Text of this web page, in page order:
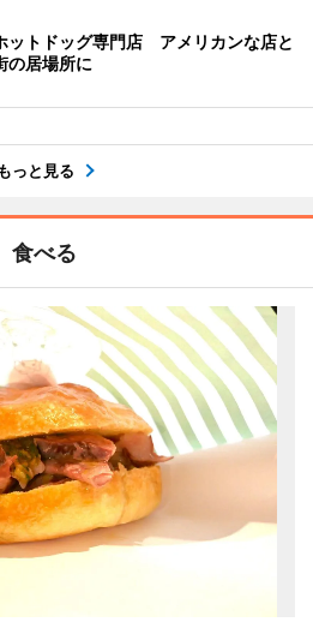
ットドッグ専門店 アメリカンな店と
の居場所に
もっと見る
食べる